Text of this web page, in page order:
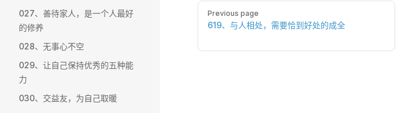
027、善待家人，是一个人最好
的修养
028、无事心不空
029、让自己保持优秀的五种能
力
030、交益友，为自己取暖
Pager
Previous page
619、与人相处，需要恰到好处的成全